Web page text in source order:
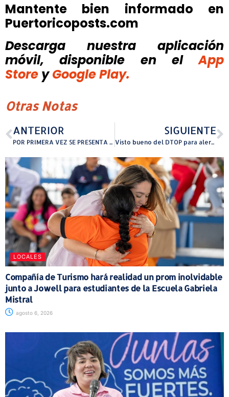
Mantente bien informado en
Puertoricoposts.com
Descarga nuestra aplicación
móvil, disponible
en el
App
Store y Google Play.
Otras Notas
ANTERIOR
POR PRIMERA VEZ SE PRESENTA EN PUERTO RICO CASI NORMALES (NEXT TO NORMAL)
SIGUIENTE
Visto bueno del DTOP para alerta a conductores antes del vencimiento del marbete
LOCALES
Compañía de Turismo hará realidad un prom inolvidable
junto a Jowell para estudiantes de la Escuela Gabriela
Mistral
agosto 6, 2026